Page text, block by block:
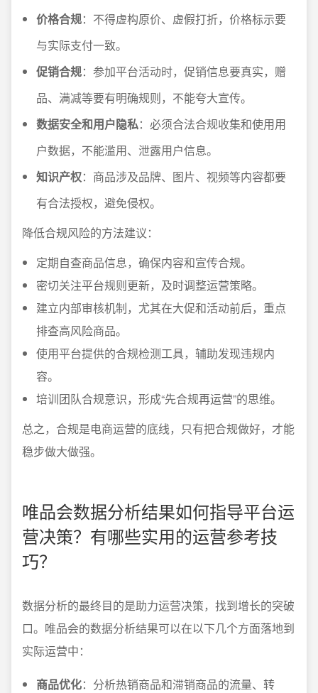
价格合规：不得虚构原价、虚假打折，价格标示要
与实际支付一致。
促销合规：参加平台活动时，促销信息要真实，赠
品、满减等要有明确规则，不能夸大宣传。
数据安全和用户隐私：必须合法合规收集和使用用
户数据，不能滥用、泄露用户信息。
知识产权：商品涉及品牌、图片、视频等内容都要
有合法授权，避免侵权。
降低合规风险的方法建议：
定期自查商品信息，确保内容和宣传合规。
密切关注平台规则更新，及时调整运营策略。
建立内部审核机制，尤其在大促和活动前后，重点
排查高风险商品。
使用平台提供的合规检测工具，辅助发现违规内
容。
培训团队合规意识，形成“先合规再运营”的思维。
总之，合规是电商运营的底线，只有把合规做好，才能
稳步做大做强。
唯品会数据分析结果如何指导平台运
营决策？有哪些实用的运营参考技
巧？
数据分析的最终目的是助力运营决策，找到增长的突破
口。唯品会的数据分析结果可以在以下几个方面落地到
实际运营中：
商品优化：分析热销商品和滞销商品的流量、转